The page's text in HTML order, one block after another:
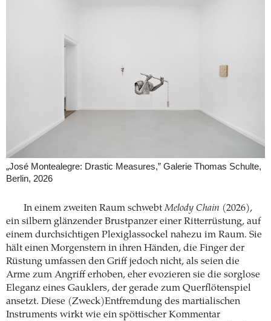
„José Montealegre: Drastic Measures,” Galerie Thomas Schulte,
Berlin, 2026
In einem zweiten Raum schwebtMelody Chain (2026),
ein silbern glänzender Brustpanzer einer Ritterrüstung, auf
einem durchsichtigen Plexiglassockel nahezu im Raum. Sie
hält einen Morgenstern in ihren Händen, die Finger der
Rüstung umfassen den Griff jedoch nicht, als seien die
Arme zum Angriff erhoben, eher evozieren sie die sorglose
Eleganz eines Gauklers, der gerade zum Querflötenspiel
ansetzt. Diese (Zweck)Entfremdung des martialischen
Instruments wirkt wie ein spöttischer Kommentar